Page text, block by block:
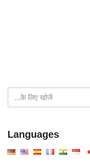
Languages